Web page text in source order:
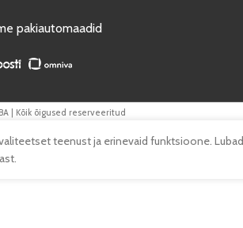
pakiautomaadid
| Kõik õigused reserveeritud
teenust ja erinevaid funktsioone.